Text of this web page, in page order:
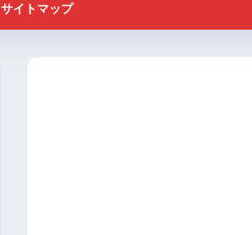
サイトマップ